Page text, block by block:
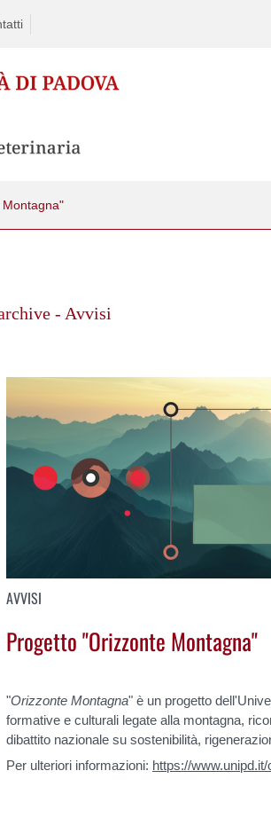
- Avvisi
AVVISI
Progetto "Orizzonte Montagna"
"Orizzonte Montagna" è un progetto
formative e culturali legate alla montagna,
dibattito nazionale su sostenibilità,
Per ulteriori informazioni: https://